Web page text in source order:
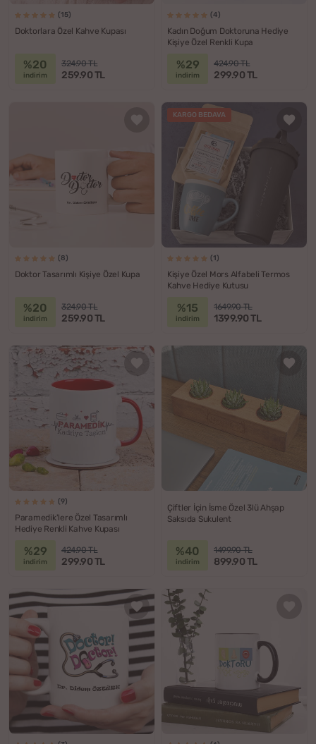
(15)
Doktorlara Özel Kahve Kupası
%20
indirim
324.90 TL
259.90 TL
(4)
Kadın Doğum Doktoruna Hediye
Kişiye Özel Renkli Kupa
%29
indirim
424.90 TL
299.90 TL
(8)
Doktor Tasarımlı Kişiye Özel Kupa
%20
indirim
324.90 TL
259.90 TL
KARGO BEDAVA
(1)
Kişiye Özel Mors Alfabeli Termos
Kahve Hediye Kutusu
%15
indirim
1649.90 TL
1399.90 TL
(9)
Paramedik'lere Özel Tasarımlı
Hediye Renkli Kahve Kupası
%29
indirim
424.90 TL
299.90 TL
Çiftler İçin İsme Özel 3lü Ahşap
Saksıda Sukulent
%40
indirim
1499.90 TL
899.90 TL